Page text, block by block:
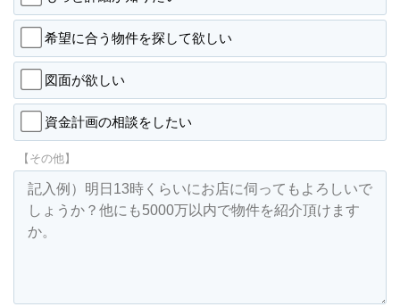
希望に合う物件を探して欲しい
図面が欲しい
資金計画の相談をしたい
【その他】